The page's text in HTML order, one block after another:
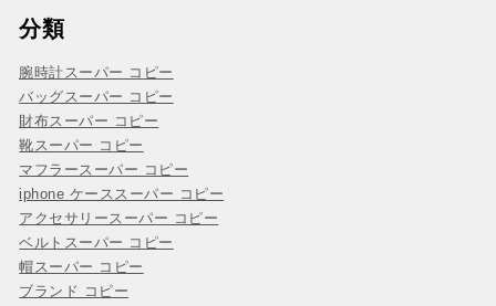
分類
腕時計スーパー コピー
バッグスーパー コピー
財布スーパー コピー
靴スーパー コピー
マフラースーパー コピー
iphone ケーススーパー コピー
アクセサリースーパー コピー
ベルトスーパー コピー
帽スーパー コピー
ブランド コピー